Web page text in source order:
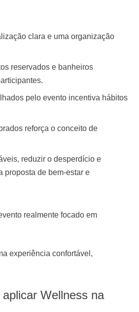
clara e uma organização
reservados e banheiros
pelo evento incentiva hábitos
reforça o conceito de
reduzir o desperdício e
proposta de bem-estar e
realmente focado em
experiência confortável,
aplicar Wellness na